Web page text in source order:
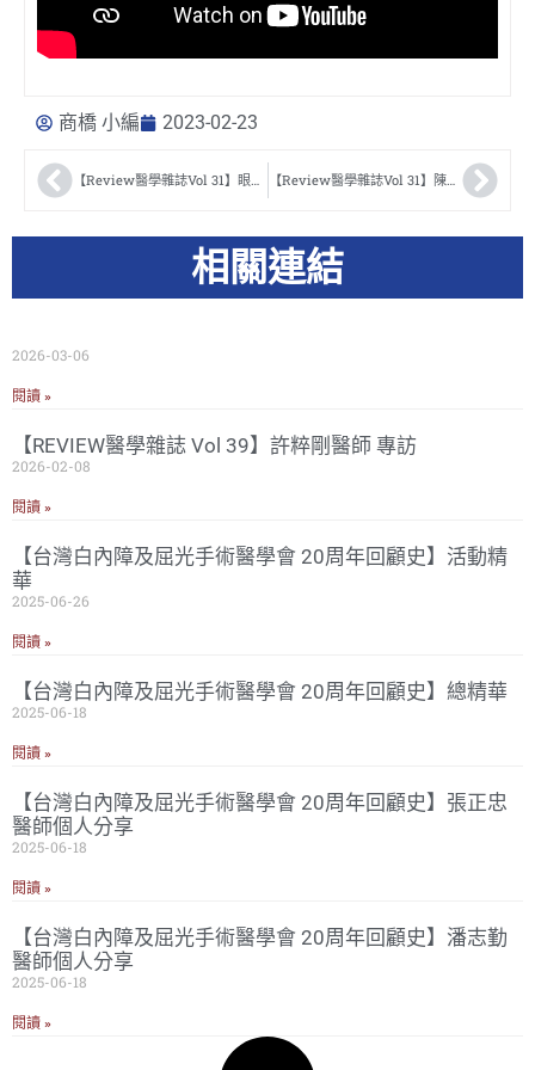
商橋 小編 2023-02-23
【Review醫學雜誌Vol 31】眼科一甲子，儀器的進展之路 裕達貿易 廖文達董事長 【Review醫學雜誌Vol 31】陳振武醫師走過眼科回顧與貢獻 高雄醫學大學 吳文權教授
相關連結
2026-03-06
閱讀 »
【REVIEW醫學雜誌 Vol 39】許粹剛醫師 專訪
2026-02-08
閱讀 »
【台灣白內障及屈光手術醫學會 20周年回顧史】活動精
華
2025-06-26
閱讀 »
【台灣白內障及屈光手術醫學會 20周年回顧史】總精華
2025-06-18
閱讀 »
【台灣白內障及屈光手術醫學會 20周年回顧史】張正忠
醫師個人分享
2025-06-18
閱讀 »
【台灣白內障及屈光手術醫學會 20周年回顧史】潘志勤
醫師個人分享
2025-06-18
閱讀 »